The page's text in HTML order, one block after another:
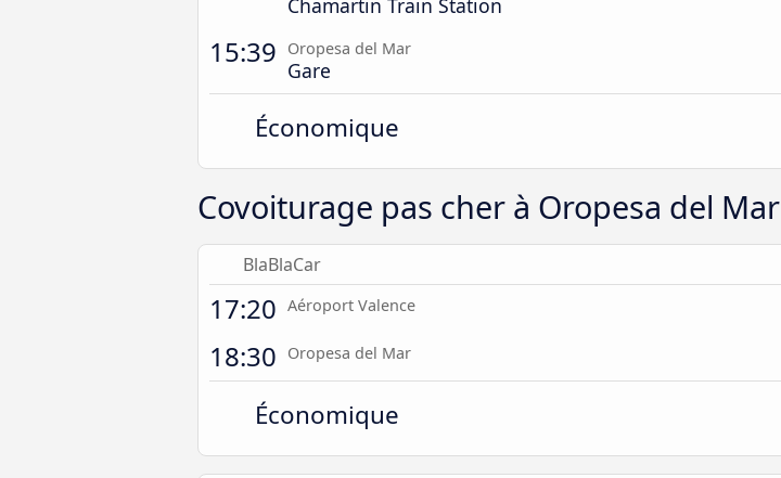
Chamartin Train Station
15:39 Oropesa del Mar
Gare
Économique
Covoiturage pas cher à Oropesa del Mar
BlaBlaCar
17:20 Aéroport Valence
18:30 Oropesa del Mar
Économique